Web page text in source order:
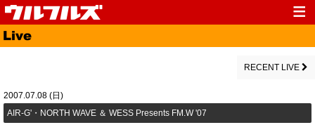
Top
Profile
Fanclub Goods
RECENT LIVE
2007.07.08 (日)
AIR-G'・NORTH WAVE ＆ WESS Presents FM.W '07